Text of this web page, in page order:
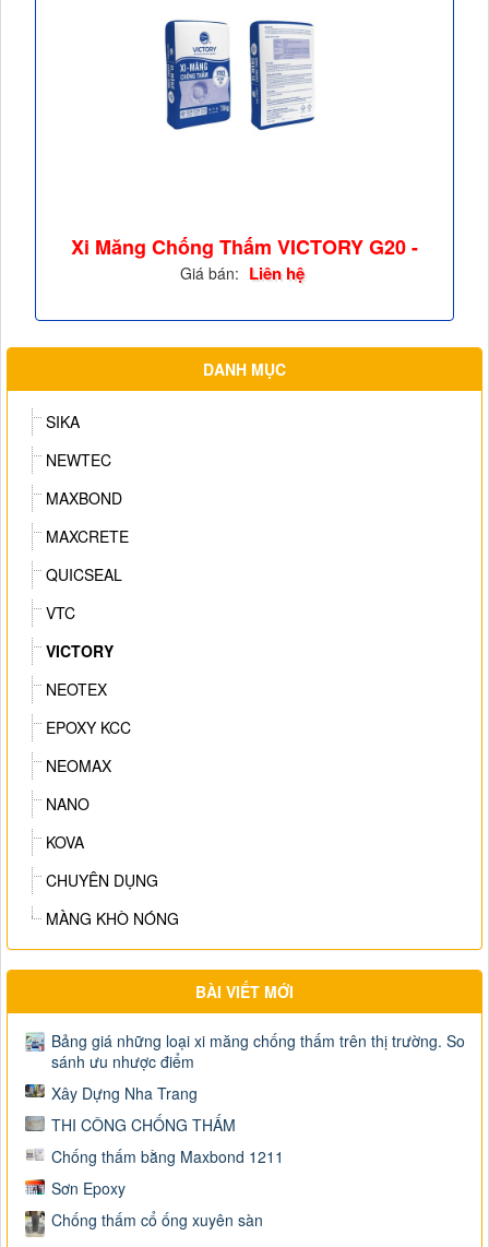
Xi Măng Chống Thấm VICTORY G20 -
VTR3
Giá bán: Liên hệ
DANH MỤC
SIKA
NEWTEC
MAXBOND
MAXCRETE
QUICSEAL
VTC
VICTORY
NEOTEX
EPOXY KCC
NEOMAX
NANO
KOVA
CHUYÊN DỤNG
MÀNG KHÒ NÓNG
BÀI VIẾT MỚI
Bảng giá những loại xi măng chống thấm trên thị trường. So
sánh ưu nhược điểm
Xây Dựng Nha Trang
THI CÔNG CHỐNG THẤM
Chống thấm bằng Maxbond 1211
Sơn Epoxy
Chống thấm cổ ống xuyên sàn